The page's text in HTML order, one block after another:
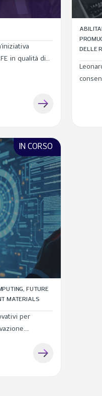
in qualità di
DELLE
FUTURE
MATERIALS
per
linee di
IN CORSO